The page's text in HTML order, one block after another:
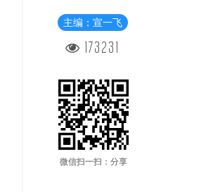
主编：宣一飞
173231
微信扫一扫：分享